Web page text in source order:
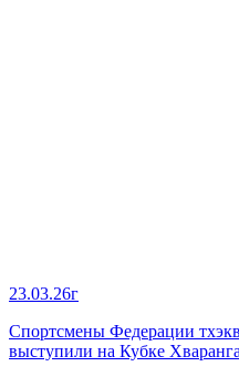
23.03.26г
Спортсмены Федерации
выступили на Кубке